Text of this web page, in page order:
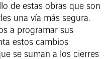
de estas obras que son
una vía más segura.
a programar sus
estos cambios
se suman a los cierres